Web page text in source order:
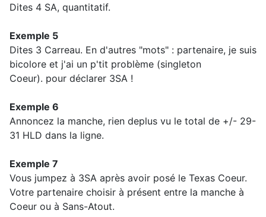
Dites 4 SA, quantitatif.
Exemple 5
Dites 3 Carreau. En d'autres "mots" : partenaire, je suis
bicolore et j'ai un p'tit problème (singleton
Coeur). pour déclarer 3SA !
Exemple 6
Annoncez la manche, rien deplus vu le total de +/- 29-
31 HLD dans la ligne.
Exemple 7
Vous jumpez à 3SA après avoir posé le Texas Coeur.
Votre partenaire choisir à présent entre la manche à
Coeur ou à Sans-Atout.